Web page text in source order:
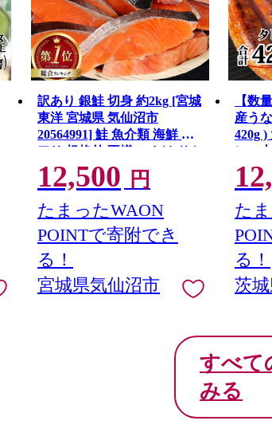
訳あり 銀鮭 切身 約2kg [宮城
東洋 宮城県 気仙沼市
20564991] 鮭 魚介類 海鮮 訳
アリ 規格外 不揃い さけ サケ
鮭切身 シャケ 切り身 冷凍 家
庭用 おかず 弁当 支援 サーモ
ン 銀鮭切り身 魚 わけあり
12,500 円
たまったWAON
POINTで寄附でき
る！
宮城県気仙沼市
【数
産う
420g )
レ・
ろい
し 人
と納
た
る！
茨
すべて
みる